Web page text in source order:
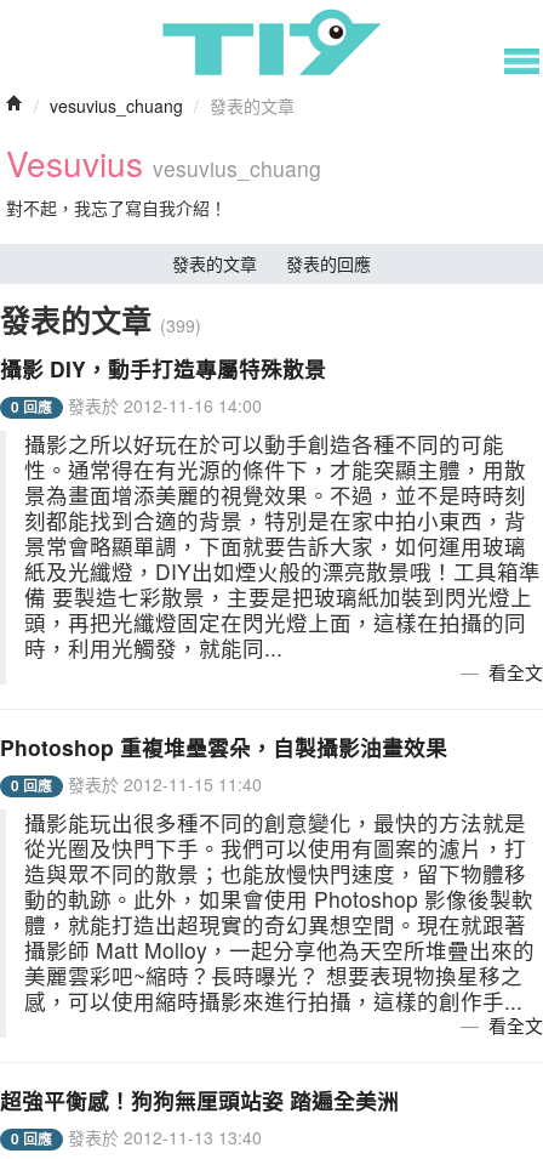
/ vesuvius_chuang / 發表的文章
Vesuvius vesuvius_chuang
對不起，我忘了寫自我介紹！
發表的文章 發表的回應
發表的文章 (399)
攝影 DIY，動手打造專屬特殊散景
0 回應 發表於 2012-11-16 14:00
攝影之所以好玩在於可以動手創造各種不同的可能
性。通常得在有光源的條件下，才能突顯主體，用散
景為畫面增添美麗的視覺效果。不過，並不是時時刻
刻都能找到合適的背景，特別是在家中拍小東西，背
景常會略顯單調，下面就要告訴大家，如何運用玻璃
紙及光纖燈，DIY出如煙火般的漂亮散景哦！工具箱準
備 要製造七彩散景，主要是把玻璃紙加裝到閃光燈上
頭，再把光纖燈固定在閃光燈上面，這樣在拍攝的同
時，利用光觸發，就能同...
看全文
Photoshop 重複堆壘雲朵，自製攝影油畫效果
0 回應 發表於 2012-11-15 11:40
攝影能玩出很多種不同的創意變化，最快的方法就是
從光圈及快門下手。我們可以使用有圖案的濾片，打
造與眾不同的散景；也能放慢快門速度，留下物體移
動的軌跡。此外，如果會使用 Photoshop 影像後製軟
體，就能打造出超現實的奇幻異想空間。現在就跟著
攝影師 Matt Molloy，一起分享他為天空所堆疊出來的
美麗雲彩吧~縮時？長時曝光？ 想要表現物換星移之
感，可以使用縮時攝影來進行拍攝，這樣的創作手...
看全文
超強平衡感！狗狗無厘頭站姿 踏遍全美洲
0 回應 發表於 2012-11-13 13:40